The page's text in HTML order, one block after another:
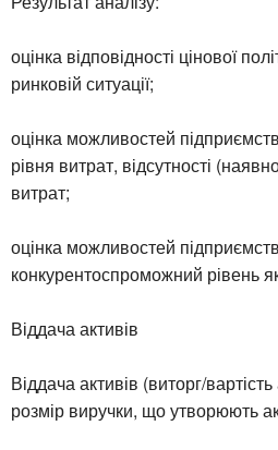
оцінка відповідності цінової
ринковій ситуації;
оцінка можливостей
рівня витрат, відсутності
витрат;
оцінка можливостей
конкурентоспроможний рівень
Віддача активів
Віддача активів (виторг/
розмір виручки, що утворюють